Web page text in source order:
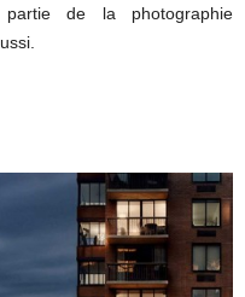
de la photographie